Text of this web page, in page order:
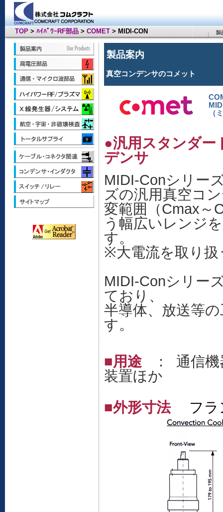
TOP > ﾊｲﾊﾟﾜｰRF部品 > COMET > MIDI-CON
製品案内
真空コンデンサのコメット
（
●汎用スタンダー
デンサ
MIDI-Conシリー
ズの汎用真空コ
変範囲（Cmax～
う幅広いレンジ
す。
※大電流を取り扱
MIDI-Conシリー
ており、
半導体、放送等
す。
■用途
： 通信
装置ほか
■外形寸法
フラ